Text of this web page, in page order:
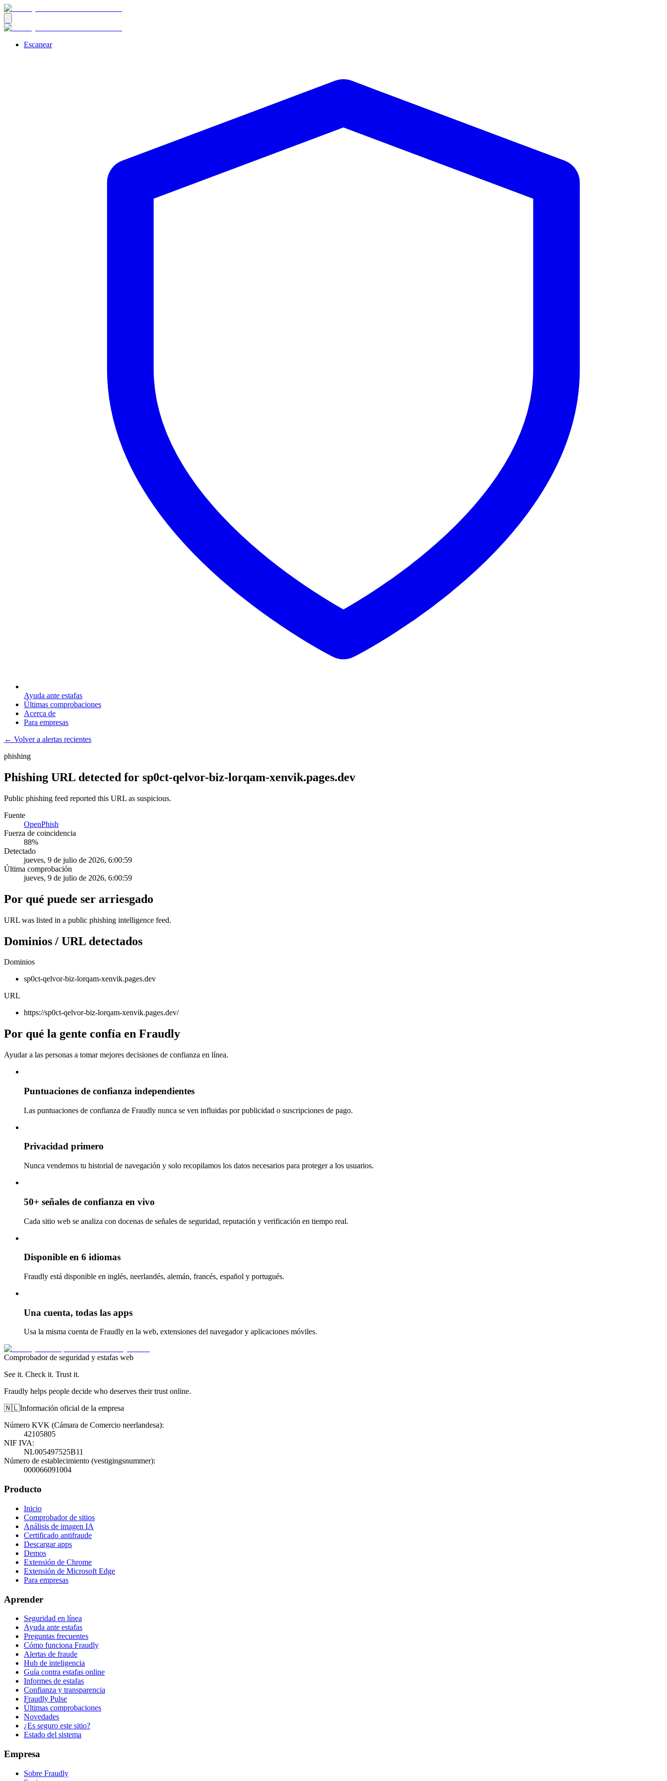
Escanear
Ayuda ante estafas
Últimas comprobaciones
Acerca de
Para empresas
← Volver a alertas recientes
phishing
Phishing URL detected for sp0ct-qelvor-biz-lorqam-xenvik.pages.dev
Public phishing feed reported this URL as suspicious.
Fuente
OpenPhish
Fuerza de coincidencia
88%
Detectado
jueves, 9 de julio de 2026, 6:00:59
Última comprobación
jueves, 9 de julio de 2026, 6:00:59
Por qué puede ser arriesgado
URL was listed in a public phishing intelligence feed.
Dominios / URL detectados
Dominios
sp0ct-qelvor-biz-lorqam-xenvik.pages.dev
URL
https://sp0ct-qelvor-biz-lorqam-xenvik.pages.dev/
Por qué la gente confía en Fraudly
Ayudar a las personas a tomar mejores decisiones de confianza en línea.
Puntuaciones de confianza independientes
Las puntuaciones de confianza de Fraudly nunca se ven influidas por publicidad o suscripciones de pago.
Privacidad primero
Nunca vendemos tu historial de navegación y solo recopilamos los datos necesarios para proteger a los usuarios.
50+ señales de confianza en vivo
Cada sitio web se analiza con docenas de señales de seguridad, reputación y verificación en tiempo real.
Disponible en 6 idiomas
Fraudly está disponible en inglés, neerlandés, alemán, francés, español y portugués.
Una cuenta, todas las apps
Usa la misma cuenta de Fraudly en la web, extensiones del navegador y aplicaciones móviles.
Comprobador de seguridad y estafas web
See it. Check it. Trust it.
Fraudly helps people decide who deserves their trust online.
🇳🇱Información oficial de la empresa
Número KVK (Cámara de Comercio neerlandesa):
42105805
NIF IVA:
NL005497525B11
Número de establecimiento (vestigingsnummer):
000066091004
Producto
Inicio
Comprobador de sitios
Análisis de imagen IA
Certificado antifraude
Descargar apps
Demos
Extensión de Chrome
Extensión de Microsoft Edge
Para empresas
Aprender
Seguridad en línea
Ayuda ante estafas
Preguntas frecuentes
Cómo funciona Fraudly
Alertas de fraude
Hub de inteligencia
Guía contra estafas online
Informes de estafas
Confianza y transparencia
Fraudly Pulse
Últimas comprobaciones
Novedades
¿Es seguro este sitio?
Estado del sistema
Empresa
Sobre Fraudly